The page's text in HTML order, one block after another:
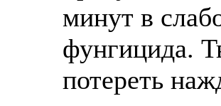
минут в
фунгицида.
потереть